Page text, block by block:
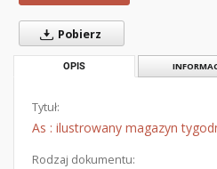
Pobierz
OPIS
Tytuł:
As : ilustrowany magazyn
Rodzaj dokumentu: